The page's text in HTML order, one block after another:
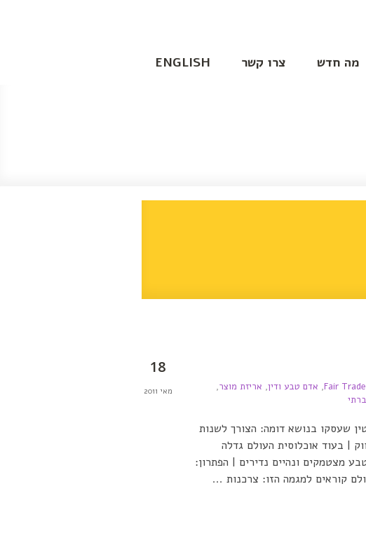
מה חדש צרו קשר ENGLISH
18
מאי 2011 Fair Trade
, אדם טבע ודין, אריזת מוצר,
שעסקו בנושא דומה: הצורך לשנות
| בעוד אוכלוסית העולם גדלה
מצטמקים ונהיים נדירים | הפתרון:
קוראים למגמה הזו: צרכנות ...